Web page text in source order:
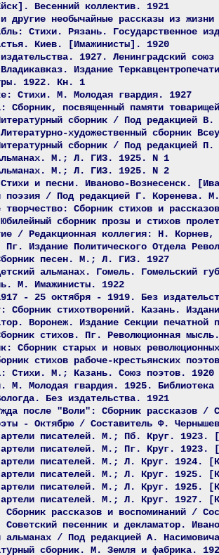
Весенний коллектив. 1921
и другие необычайные рассказы из
Стихи. Рязань. Государственное
Киев. [Имажинисты]. 1920
1927. Ленинградский союз
Издание
1922. Кн. 1
Стихи. М. Молодая гвардия. 1927
Сборник, посвященный памяти
сборник / Под редакцией
художественный сборник
сборник / Под редакцией
М.; Л. ГИЗ. 1925. N 1
М.; Л. ГИЗ. 1925. N 2
и песни. Иваново-Вознесенск.
поэзия / Под редакцией Г. Коренева.
творчество: Сборник стихов и
сборник прозы и стихов
/ Редакционная коллегия: Н.
Пг. Издание Политического Отдела
песен. М.; Л. ГИЗ. 1927
альманах. Гомель. Гомельский
М. Имажинисты. 1922
- 25 октября - 1919. Без
Сборник стихотворений. Казань.
Воронеж. Издание Секции
стихов. Пг. Революционная
Сборник старых и новых
стихов рабоче-крестьянских
Стихи. М.; Казань. Союз поэтов. 1920
М. Молодая гвардия. 1925.
Без издательства. 1921
после "Воли": Сборник
- Октябрю / Составитель Ф.
артели писателей. М.; Пб. Круг.
артели писателей. М.; Пг. Круг.
артели писателей. М.; Л. Круг. 1924.
артели писателей. М.; Л. Круг. 1925.
артели писателей. М.; Л. Круг. 1925.
артели писателей. М.; Л. Круг. 1927.
Сборник рассказов и воспоминаний /
Советский песенник и декламатор.
альманах / Под редакцией А.
сборник. М. Земля и фабрика.